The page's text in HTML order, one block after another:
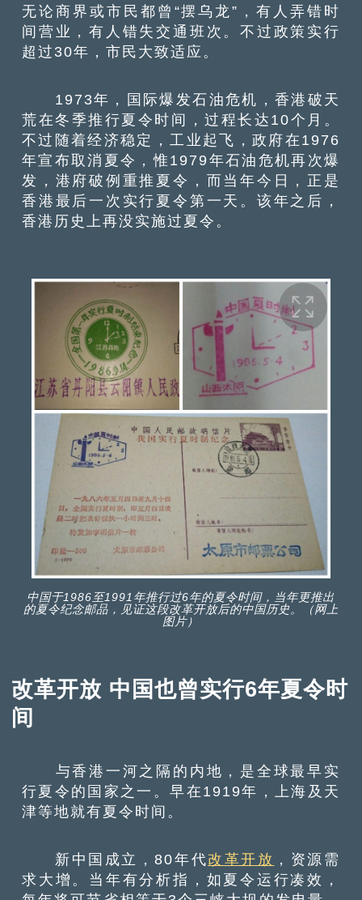
无论商界或市民都曾“摆乌龙”，有人弄错时
间营业，有人错失交通班次。不过政策实行
超过30年，市民大致适应。
1973年，国际爆发石油危机，香港破天
荒在冬季推行夏令时间，过程长达10个月。
不过随着经济稳定，工业起飞，政府在1976
年宣布取消夏令，惟1979年石油危机再次爆
发，港府破例重推夏令，而当年今日，正是
香港最后一次实行夏令第一天。该年之后，
香港历史上再没实施过夏令。
中国于1986至1991年推行过6年的夏令时间，当年更推出
的夏令纪念邮品，见证这段改革开放后的中国历史。（网上
图片）
改革开放 中国也曾实行6年夏令时
间
与香港一河之隔的内地，是全球最早实
行夏令的国家之一。早在1919年，上海及天
津等地就有夏令时间。
新中国成立，80年代改革开放 ，资源需
求大增。当年有分析指，如夏令运行凑效，